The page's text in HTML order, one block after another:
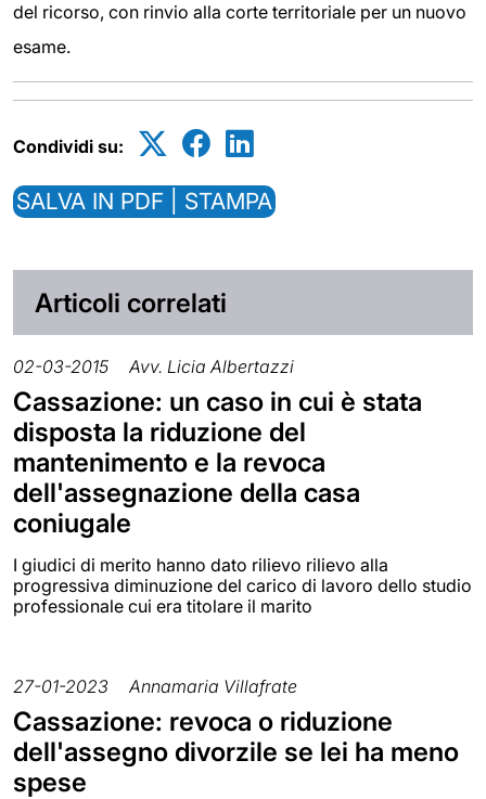
del ricorso, con rinvio alla corte territoriale per un nuovo
esame.
Condividi su:
SALVA IN PDF | STAMPA
Articoli correlati
02-03-2015 Avv. Licia Albertazzi
Cassazione: un caso in cui è stata
disposta la riduzione del
mantenimento e la revoca
dell'assegnazione della casa
coniugale
I giudici di merito hanno dato rilievo rilievo alla
progressiva diminuzione del carico di lavoro dello studio
professionale cui era titolare il marito
27-01-2023 Annamaria Villafrate
Cassazione: revoca o riduzione
dell'assegno divorzile se lei ha meno
spese